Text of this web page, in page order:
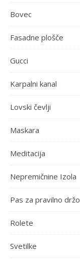
Bovec
Fasadne plošče
Gucci
Karpalni kanal
Lovski čevlji
Maskara
Meditacija
Nepremičnine Izola
Pas za pravilno držo
Rolete
Svetilke